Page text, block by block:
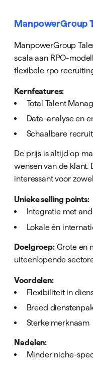
ManpowerGroup
ManpowerGroup
scala aan RPO-
flexibele rpo
Kernfeatures:
Total Talent
Data-analyse en
Schaalbare
De prijs is altijd op
wensen van de klant.
interessant voor
Unieke selling points:
Integratie met
Lokale én
Doelgroep:Grote en
uiteenlopende
Voordelen:
Flexibiliteit in
Breed
Sterke merknaam
Nadelen:
Minder niche-